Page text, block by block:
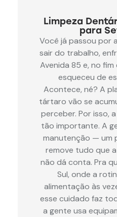
Limpeza
para
Você já passou por
sair do trabalho,
Avenida 85 e, no
esqueceu de
Acontece, né? A
tártaro vão se
perceber. Por isso,
tão importante. A
manutenção — um
remove tudo que
não dá conta. Pra
Sul, onde a
alimentação às
esse cuidado faz
a gente usa